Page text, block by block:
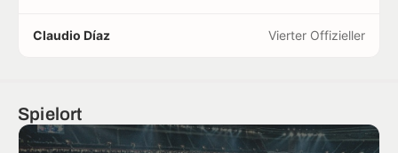
Claudio Díaz Vierter Offizieller
Spielort